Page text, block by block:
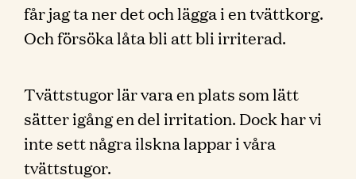
får jag ta ner det och lägga i en tvättkorg.
Och försöka låta bli att bli irriterad.
Tvättstugor lär vara en plats som lätt
sätter igång en del irritation. Dock har vi
inte sett några ilskna lappar i våra
tvättstugor.